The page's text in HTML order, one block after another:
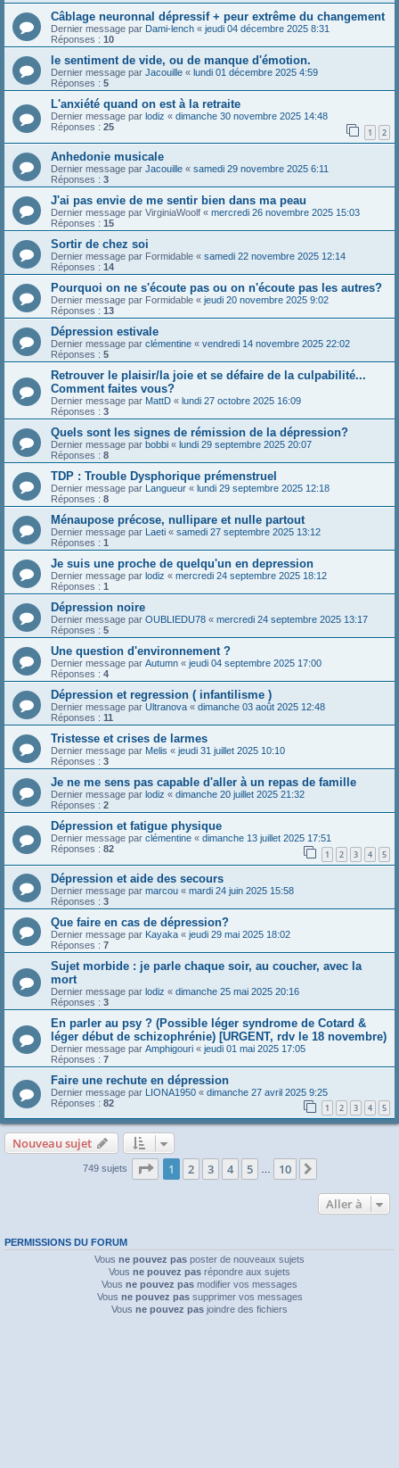
Câblage neuronnal dépressif + peur extrême du changement
Dernier message par Dami-lench « jeudi 04 décembre 2025 8:31
Réponses : 10
le sentiment de vide, ou de manque d'émotion.
Dernier message par Jacouille « lundi 01 décembre 2025 4:59
Réponses : 5
L'anxiété quand on est à la retraite
Dernier message par lodiz « dimanche 30 novembre 2025 14:48
Réponses : 25 1 2
Anhedonie musicale
Dernier message par Jacouille « samedi 29 novembre 2025 6:11
Réponses : 3
J'ai pas envie de me sentir bien dans ma peau
Dernier message par VirginiaWoolf « mercredi 26 novembre 2025 15:03
Réponses : 15
Sortir de chez soi
Dernier message par Formidable « samedi 22 novembre 2025 12:14
Réponses : 14
Pourquoi on ne s'écoute pas ou on n'écoute pas les autres?
Dernier message par Formidable « jeudi 20 novembre 2025 9:02
Réponses : 13
Dépression estivale
Dernier message par clémentine « vendredi 14 novembre 2025 22:02
Réponses : 5
Retrouver le plaisir/la joie et se défaire de la culpabilité...
Comment faites vous?
Dernier message par MattD « lundi 27 octobre 2025 16:09
Réponses : 3
Quels sont les signes de rémission de la dépression?
Dernier message par bobbi « lundi 29 septembre 2025 20:07
Réponses : 8
TDP : Trouble Dysphorique prémenstruel
Dernier message par Langueur « lundi 29 septembre 2025 12:18
Réponses : 8
Ménaupose précose, nullipare et nulle partout
Dernier message par Laeti « samedi 27 septembre 2025 13:12
Réponses : 1
Je suis une proche de quelqu'un en depression
Dernier message par lodiz « mercredi 24 septembre 2025 18:12
Réponses : 1
Dépression noire
Dernier message par OUBLIEDU78 « mercredi 24 septembre 2025 13:17
Réponses : 5
Une question d'environnement ?
Dernier message par Autumn « jeudi 04 septembre 2025 17:00
Réponses : 4
Dépression et regression ( infantilisme )
Dernier message par Ultranova « dimanche 03 août 2025 12:48
Réponses : 11
Tristesse et crises de larmes
Dernier message par Melis « jeudi 31 juillet 2025 10:10
Réponses : 3
Je ne me sens pas capable d'aller à un repas de famille
Dernier message par lodiz « dimanche 20 juillet 2025 21:32
Réponses : 2
Dépression et fatigue physique
Dernier message par clémentine « dimanche 13 juillet 2025 17:51
Réponses : 82 1 2 3 4 5
Dépression et aide des secours
Dernier message par marcou « mardi 24 juin 2025 15:58
Réponses : 3
Que faire en cas de dépression?
Dernier message par Kayaka « jeudi 29 mai 2025 18:02
Réponses : 7
Sujet morbide : je parle chaque soir, au coucher, avec la
mort
Dernier message par lodiz « dimanche 25 mai 2025 20:16
Réponses : 3
En parler au psy ? (Possible léger syndrome de Cotard &
léger début de schizophrénie) [URGENT, rdv le 18 novembre)
Dernier message par Amphigouri « jeudi 01 mai 2025 17:05
Réponses : 7
Faire une rechute en dépression
Dernier message par LIONA1950 « dimanche 27 avril 2025 9:25
Réponses : 82 1 2 3 4 5
Nouveau sujet
749 sujets Page 1sur10
1 2 3 4 5 10
Aller à
PERMISSIONS DU FORUM
Vous ne pouvez pas poster de nouveaux sujets
Vous ne pouvez pas répondre aux sujets
Vous ne pouvez pas modifier vos messages
Vous ne pouvez passupprimer vos messages
Vous ne pouvez pas joindre des fichiers